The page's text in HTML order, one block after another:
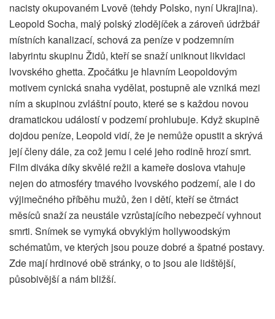
nacisty okupovaném Lvově (tehdy Polsko, nyní Ukrajina).
Leopold Socha, malý polský zlodějíček a zároveň údržbář
místních kanalizací, schová za peníze v podzemním
labyrintu skupinu Židů, kteří se snaží uniknout likvidaci
lvovského ghetta. Zpočátku je hlavním Leopoldovým
motivem cynická snaha vydělat, postupně ale vzniká mezi
ním a skupinou zvláštní pouto, které se s každou novou
dramatickou událostí v podzemí prohlubuje. Když skupině
dojdou peníze, Leopold vidí, že je nemůže opustit a skrývá
její členy dále, za což jemu i celé jeho rodině hrozí smrt.
Film diváka díky skvělé režii a kameře doslova vtahuje
nejen do atmosféry tmavého lvovského podzemí, ale i do
výjimečného příběhu mužů, žen i dětí, kteří se čtrnáct
měsíců snaží za neustále vzrůstajícího nebezpečí vyhnout
smrti. Snímek se vymyká obvyklým hollywoodským
schématům, ve kterých jsou pouze dobré a špatné postavy.
Zde mají hrdinové obě stránky, o to jsou ale lidštější,
působivější a nám bližší.